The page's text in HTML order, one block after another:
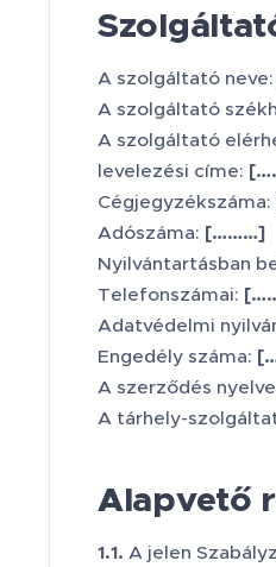
A szolgáltató neve:
A szolgáltató
A szolgáltató
levelezési címe:
Cégjegyzékszáma:
Adószáma: [………]
Nyilvántartásban
Telefonszámai:
Adatvédelmi
Engedély száma:
A szerződés
A tárhely-
Alapvető
1.1. A jelen